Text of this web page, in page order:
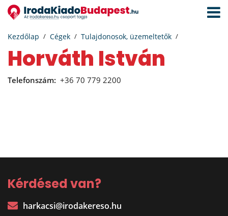
Kezdőlap Cégek Tulajdonosok, üzemeltetők
Horváth István
Telefonszám: +36 70 779 2200
Kérdésed van?
harkacsi@irodakereso.hu